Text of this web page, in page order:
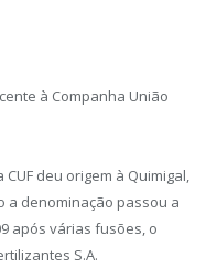
à Companha União
deu origem à Quimigal,
a denominação passou a
após várias fusões, o
S.A.